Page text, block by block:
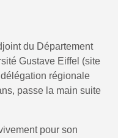
du Département
Gustave Eiffel (site
régionale
passe la main suite
pour son